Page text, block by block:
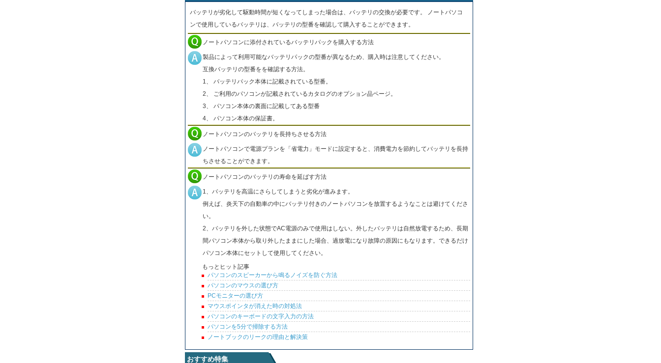
バッテリが劣化して駆動時間が短くなってしまった場合は、バッテリの交換が必要です。 ノートパソコ
ンで使用しているバッテリは、バッテリの型番を確認して購入することができます。
ノートパソコンに添付されているバッテリパックを購入する方法
製品によって利用可能なバッテリパックの型番が異なるため、購入時は注意してください。
互換バッテリの型番をを確認する方法。
1、 バッテリパック本体に記載されている型番。
2、 ご利用のパソコンが記載されているカタログのオプション品ページ。
3、 パソコン本体の裏面に記載してある型番
4、 パソコン本体の保証書。
ノートパソコンのバッテリを長持ちさせる方法
ノートパソコンで電源プランを「省電力」モードに設定すると、消費電力を節約してバッテリを長持
ちさせることができます。
ノートパソコンのバッテリの寿命を延ばす方法
1、バッテリを高温にさらしてしまうと劣化が進みます。
例えば、炎天下の自動車の中にバッテリ付きのノートパソコンを放置するようなことは避けてくださ
い。
2、バッテリを外した状態でAC電源のみで使用はしない。外したバッテリは自然放電するため、長期
間パソコン本体から取り外したままにした場合、過放電になり故障の原因にもなります。できるだけ
パソコン本体にセットして使用してください。
もっとヒット記事
パソコンのスピーカーから鳴るノイズを防ぐ方法
パソコンのマウスの選び方
PCモニターの選び方
マウスポインタが消えた時の対処法
パソコンのキーボードの文字入力の方法
パソコンを5分で掃除する方法
ノートブックのリークの理由と解決策
おすすめ特集